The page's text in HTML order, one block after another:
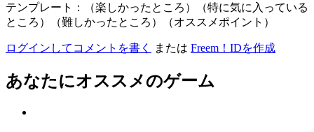
テンプレート：（楽しかったところ）（特に気に入っている
ところ）（難しかったところ）（オススメポイント）
ログインしてコメントを書く または Freem！IDを作成
あなたにオススメのゲーム